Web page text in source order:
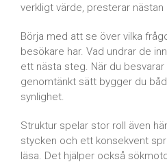
verkligt värde, presterar
Börja med att se över vilka
besökare har. Vad undrar de
ett nästa steg. När du
genomtänkt sätt bygger du
synlighet.
Struktur spelar stor roll även
stycken och ett konsekvent
läsa. Det hjälper också